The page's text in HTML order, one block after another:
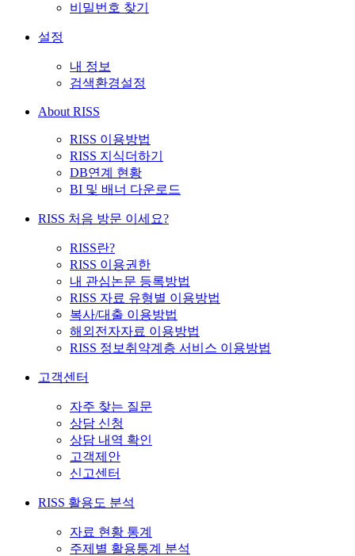
비밀번호 찾기
설정
내 정보
검색환경설정
About RISS
RISS 이용방법
RISS 지식더하기
DB연계 현황
BI 및 배너 다운로드
RISS 처음 방문 이세요?
RISS란?
RISS 이용권한
내 관심논문 등록방법
RISS 자료 유형별 이용방법
복사/대출 이용방법
해외전자자료 이용방법
RISS 정보취약계층 서비스 이용방법
고객센터
자주 찾는 질문
상담 신청
상담 내역 확인
고객제안
신고센터
RISS 활용도 분석
자료 현황 통계
주제별 활용통계 분석